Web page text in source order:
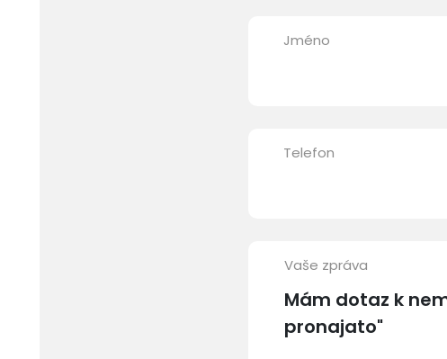
Jméno
Telefon
Vaše zpráva